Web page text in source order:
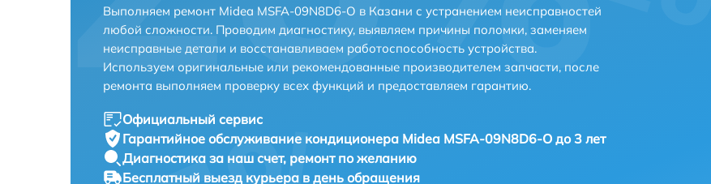
Выполняем ремонт Midea MSFA-09N8D6-O в Казани с устранением неисправностей
любой сложности. Проводим диагностику, выявляем причины поломки, заменяем
неисправные детали и восстанавливаем работоспособность устройства.
Используем оригинальные или рекомендованные производителем запчасти, после
ремонта выполняем проверку всех функций и предоставляем гарантию.
Официальный сервис
Гарантийное обслуживание кондиционера Midea MSFA-09N8D6-O до 3 лет
Диагностика за наш счет, ремонт по желанию
Бесплатный выезд курьера в день обращения